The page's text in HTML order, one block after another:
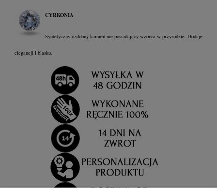
CYRKONIA
Syntetyczny ozdobny kamień nie posiadający wzorca w przyrodzie. Dodaje
elegancji i blasku.